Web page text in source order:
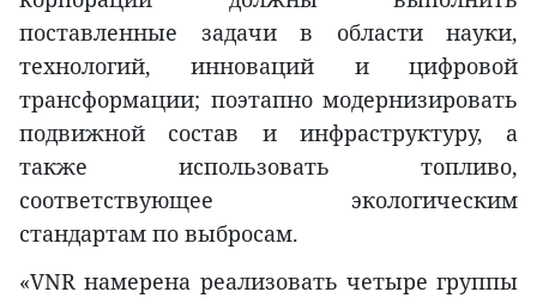
поставленные задачи в области науки,
технологий, инноваций и цифровой
трансформации; поэтапно модернизировать
подвижной состав и инфраструктуру, а
также использовать топливо,
соответствующее экологическим
стандартам по выбросам.
«VNR намерена реализовать четыре группы